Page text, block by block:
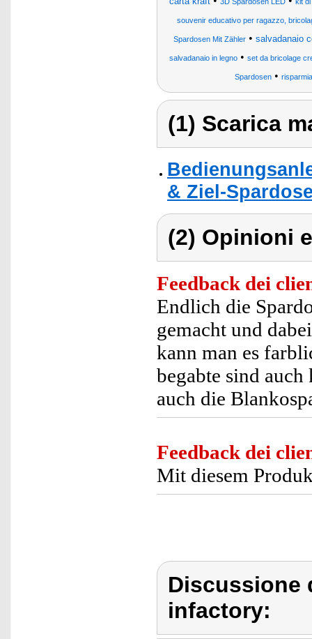
souvenir educativo per ragazzo,
Spardosen Mit Zähler • salvadanaio
salvadanaio in legno • set da bricolage
Spardosen•
(1) Scarica
& Ziel-
(2) Opinioni
Feedback dei
Endlich die
gemacht und
kann man es
begabte sind
auch die
Feedback dei
Mit diesem
Discussione
infactory: